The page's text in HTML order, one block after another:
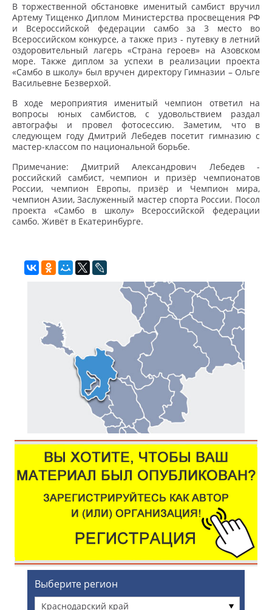
В торжественной обстановке именитый самбист вручил
Артему Тищенко Диплом Министерства просвещения РФ
и Всероссийской федерации самбо за 3 место во
Всероссийском конкурсе, а также приз - путевку в летний
оздоровительный лагерь «Страна героев» на Азовском
море. Также диплом за успехи в реализации проекта
«Самбо в школу» был вручен директору Гимназии – Ольге
Васильевне Безверхой.
В ходе мероприятия именитый чемпион ответил на
вопросы юных самбистов, с удовольствием раздал
автографы и провел фотосессию. Заметим, что в
следующем году Дмитрий Лебедев посетит гимназию с
мастер-классом по национальной борьбе.
Примечание: Дмитрий Александрович Лебедев -
российский самбист, чемпион и призёр чемпионатов
России, чемпион Европы, призёр и Чемпион мира,
чемпион Азии, Заслуженный мастер спорта России. Посол
проекта «Самбо в школу» Всероссийской федерации
самбо. Живёт в Екатеринбурге.
Выберите регион
Краснодарский край